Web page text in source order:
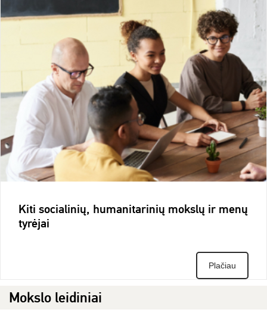
Kiti socialinių, humanitarinių mokslų ir menų
tyrėjai
Plačiau
Mokslo leidiniai